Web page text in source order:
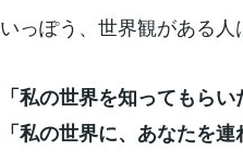
いっぽう、世界観がある人
「私の世界を知ってもらい
「私の世界に、あなたを連